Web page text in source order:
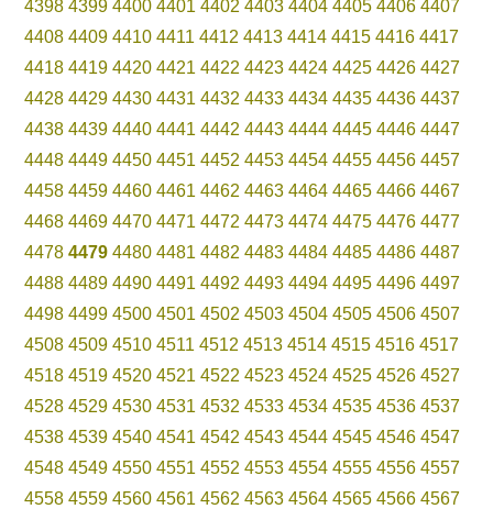
4398 4399 4400 4401 4402 4403 4404 4405 4406 4407
4408 4409 4410 4411 4412 4413 4414 4415 4416 4417
4418 4419 4420 4421 4422 4423 4424 4425 4426 4427
4428 4429 4430 4431 4432 4433 4434 4435 4436 4437
4438 4439 4440 4441 4442 4443 4444 4445 4446 4447
4448 4449 4450 4451 4452 4453 4454 4455 4456 4457
4458 4459 4460 4461 4462 4463 4464 4465 4466 4467
4468 4469 4470 4471 4472 4473 4474 4475 4476 4477
4478 4479 4480 4481 4482 4483 4484 4485 4486 4487
4488 4489 4490 4491 4492 4493 4494 4495 4496 4497
4498 4499 4500 4501 4502 4503 4504 4505 4506 4507
4508 4509 4510 4511 4512 4513 4514 4515 4516 4517
4518 4519 4520 4521 4522 4523 4524 4525 4526 4527
4528 4529 4530 4531 4532 4533 4534 4535 4536 4537
4538 4539 4540 4541 4542 4543 4544 4545 4546 4547
4548 4549 4550 4551 4552 4553 4554 4555 4556 4557
4558 4559 4560 4561 4562 4563 4564 4565 4566 4567